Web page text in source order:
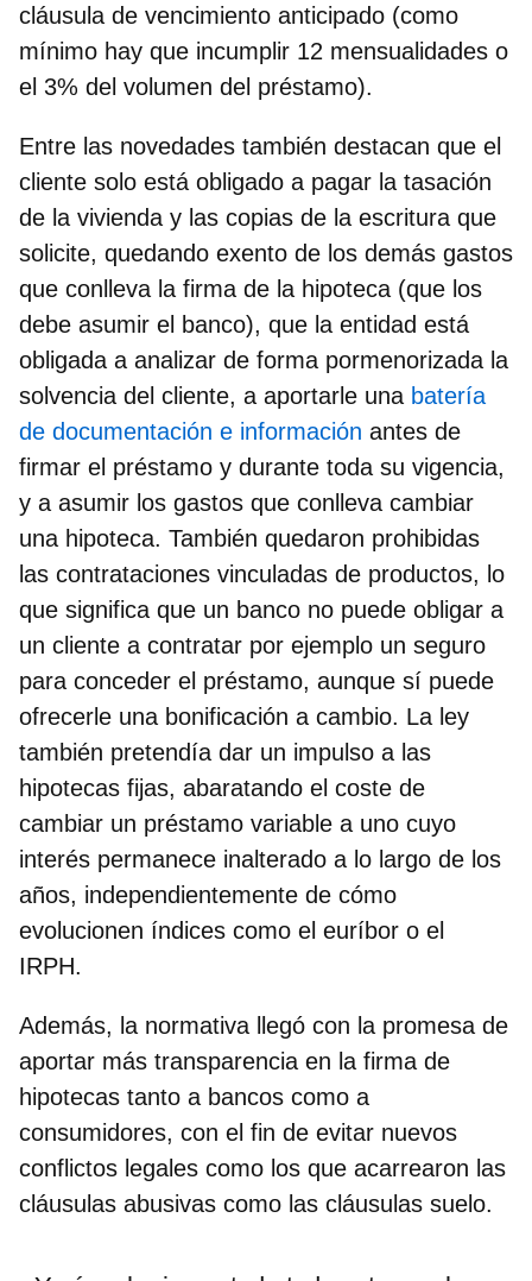
cláusula de vencimiento anticipado (como
mínimo hay que incumplir 12 mensualidades o
el 3% del volumen del préstamo).
Entre las novedades también destacan que el
cliente solo está obligado a pagar la tasación
de la vivienda y las copias de la escritura que
solicite, quedando exento de los demás gastos
que conlleva la firma de la hipoteca (que los
debe asumir el banco), que la entidad está
obligada a analizar de forma pormenorizada la
solvencia del cliente, a aportarle una batería
de documentación e información antes de
firmar el préstamo y durante toda su vigencia,
y a asumir los gastos que conlleva cambiar
una hipoteca. También quedaron prohibidas
las contrataciones vinculadas de productos, lo
que significa que un banco no puede obligar a
un cliente a contratar por ejemplo un seguro
para conceder el préstamo, aunque sí puede
ofrecerle una bonificación a cambio. La ley
también pretendía dar un impulso a las
hipotecas fijas, abaratando el coste de
cambiar un préstamo variable a uno cuyo
interés permanece inalterado a lo largo de los
años, independientemente de cómo
evolucionen índices como el euríbor o el
IRPH.
Además, la normativa llegó con la promesa de
aportar más transparencia en la firma de
hipotecas tanto a bancos como a
consumidores, con el fin de evitar nuevos
conflictos legales como los que acarrearon las
cláusulas abusivas como las cláusulas suelo.